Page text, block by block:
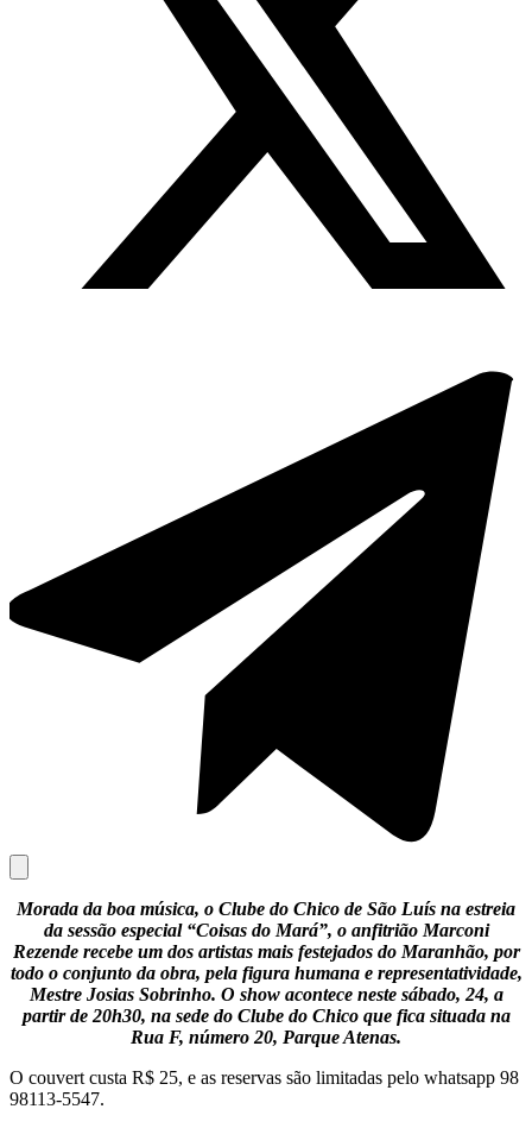
Morada da boa música, o Clube do Chico de São Luís na estreia
da sessão especial “Coisas do Mará”, o anfitrião Marconi
Rezende recebe um dos artistas mais festejados do Maranhão, por
todo o conjunto da obra, pela figura humana e representatividade,
Mestre Josias Sobrinho. O show acontece neste sábado, 24, a
partir de 20h30, na sede do Clube do Chico que fica situada na
Rua F, número 20, Parque Atenas.
O couvert custa R$ 25, e as reservas são limitadas pelo whatsapp 98
98113-5547.